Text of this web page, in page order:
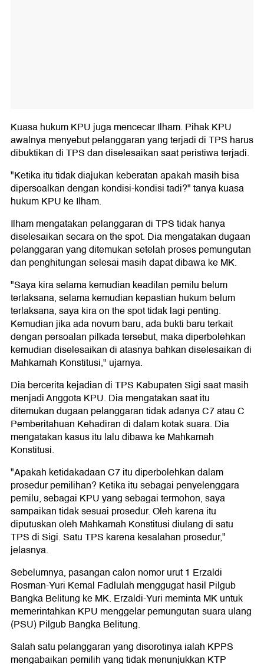
Kuasa hukum KPU juga mencecar Ilham. Pihak KPU
awalnya menyebut pelanggaran yang terjadi di TPS harus
dibuktikan di TPS dan diselesaikan saat peristiwa terjadi.
"Ketika itu tidak diajukan keberatan apakah masih bisa
dipersoalkan dengan kondisi-kondisi tadi?" tanya kuasa
hukum KPU ke Ilham.
Ilham mengatakan pelanggaran di TPS tidak hanya
diselesaikan secara on the spot. Dia mengatakan dugaan
pelanggaran yang ditemukan setelah proses pemungutan
dan penghitungan selesai masih dapat dibawa ke MK.
"Saya kira selama kemudian keadilan pemilu belum
terlaksana, selama kemudian kepastian hukum belum
terlaksana, saya kira on the spot tidak lagi penting.
Kemudian jika ada novum baru, ada bukti baru terkait
dengan persoalan pilkada tersebut, maka diperbolehkan
kemudian diselesaikan di atasnya bahkan diselesaikan di
Mahkamah Konstitusi," ujarnya.
Dia bercerita kejadian di TPS Kabupaten Sigi saat masih
menjadi Anggota KPU. Dia mengatakan saat itu
ditemukan dugaan pelanggaran tidak adanya C7 atau C
Pemberitahuan Kehadiran di dalam kotak suara. Dia
mengatakan kasus itu lalu dibawa ke Mahkamah
Konstitusi.
"Apakah ketidakadaan C7 itu diperbolehkan dalam
prosedur pemilihan? Ketika itu sebagai penyelenggara
pemilu, sebagai KPU yang sebagai termohon, saya
sampaikan tidak sesuai prosedur. Oleh karena itu
diputuskan oleh Mahkamah Konstitusi diulang di satu
TPS di Sigi. Satu TPS karena kesalahan prosedur,"
jelasnya.
Sebelumnya, pasangan calon nomor urut 1 Erzaldi
Rosman-Yuri Kemal Fadlulah menggugat hasil Pilgub
Bangka Belitung ke MK. Erzaldi-Yuri meminta MK untuk
memerintahkan KPU menggelar pemungutan suara ulang
(PSU) Pilgub Bangka Belitung.
Salah satu pelanggaran yang disorotinya ialah KPPS
mengabaikan pemilih yang tidak menunjukkan KTP